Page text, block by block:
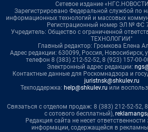
Сетевое издание
Зарегистрировано Федеральной службой по
информационных технологий и массовых
Регистрационный номер ЭЛ № ФС
Учредитель: Общество с ограниченной
ТЕХНОЛОГИИ"
Главный редактор: Громкова Елена
Адрес редакции: 630099, Россия, Новосибирск,
телефон 8 (383) 212-52-52, 8 (923) 157-00-
Электронный адрес редакции:
Контактные данные для Роскомнадзора и
juristnsk@shkulev.ru
Техподдержка: help@shkulev.ru или
Связаться с отделом продаж: 8 (383) 212-52-52,
с сотового бесплатный),
Редакция сайта не несет ответственности
информации, содержащейся в